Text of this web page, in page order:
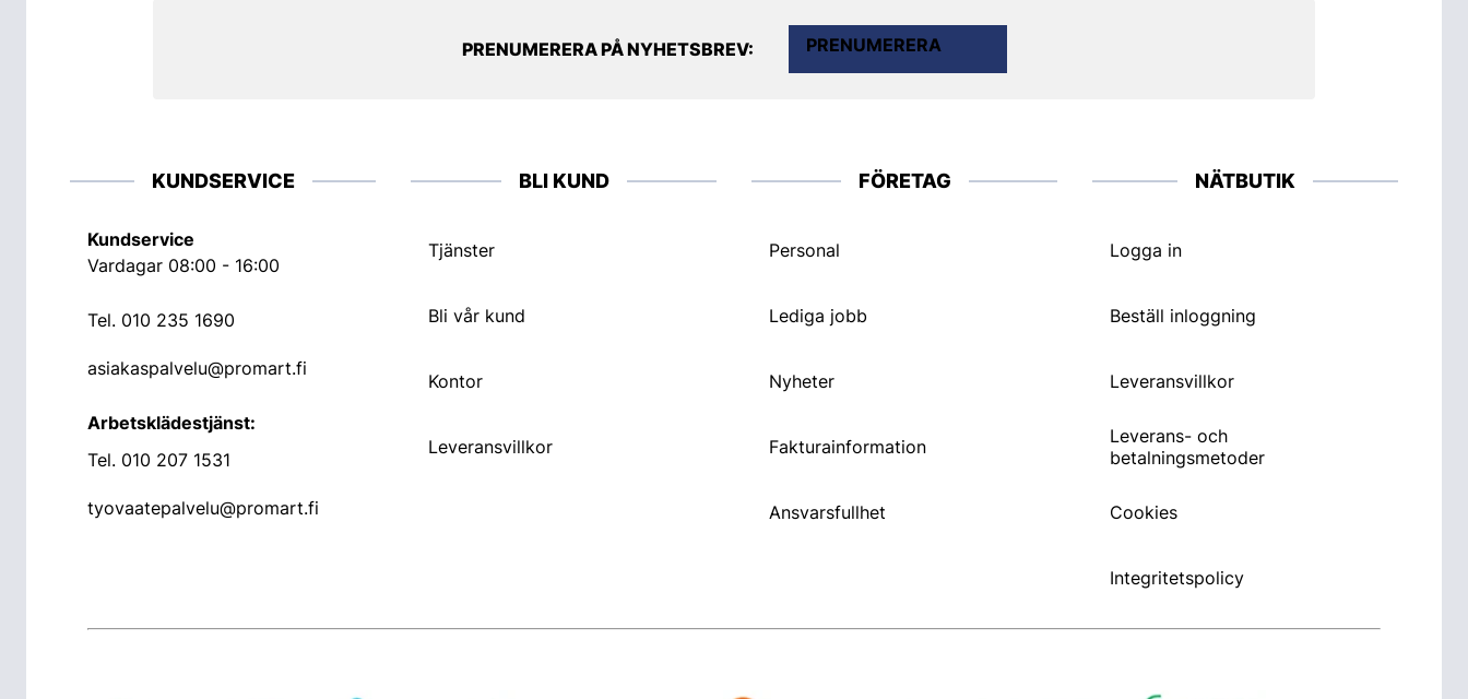
PRENUMERERA PÅ NYHETSBREV: PRENUMERERA
KUNDSERVICE
Kundservice
Vardagar 08:00 - 16:00
Tel. 010 235 1690
asiakaspalvelu@promart.fi
Arbetsklädestjänst:
Tel. 010 207 1531
tyovaatepalvelu@promart.fi
BLI KUND
Tjänster
Bli vår kund
Kontor
Leveransvillkor
FÖRETAG
Personal
Lediga jobb
Nyheter
Fakturainformation
Ansvarsfullhet
NÄTBUTIK
Logga in
Beställ inloggning
Leveransvillkor
Leverans- och
betalningsmetoder
Cookies
Integritetspolicy